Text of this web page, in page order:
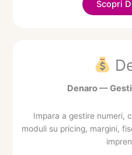
Scopri
Denaro —
Impara a gestire numeri,
moduli su pricing, margini,